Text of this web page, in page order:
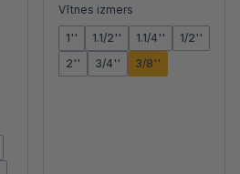
Vītnes izmers
1'' 1.1/2'' 1.1/4''
1/2''
2''
3/4'' 3/8''